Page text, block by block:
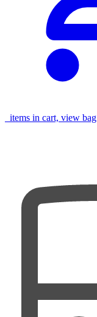
items in cart, view bag